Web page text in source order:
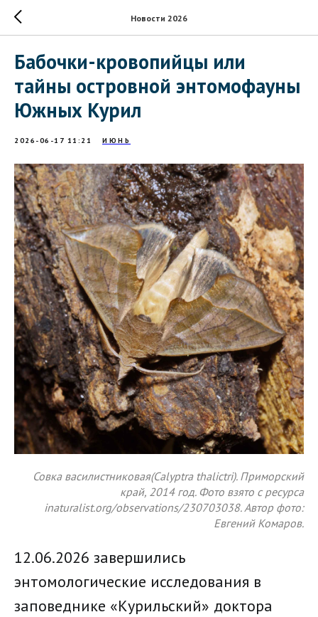
Новости 2026
Бабочки-кровопийцы или
тайны островной энтомофауны
Южных Курил
2026-06-17 11:21 ИЮНЬ
Совка василистниковая(Calyptra thalictri). Приморский
край, 2014 год. Фото взято с ресурса
inaturalist.org/observations/230703038. Автор фото:
Евгений Комаров.
12.06.2026 завершились
энтомологические исследования в
заповеднике «Курильский» доктора